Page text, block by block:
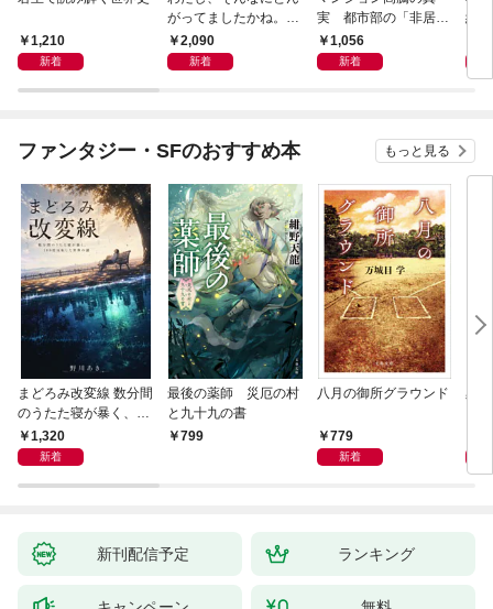
1,210
新着
がってましたかね。
獅子座、Ａ型、丙午は
めぐる
2,090
新着
実 都市部の「非居住
化」が街を壊す
1,056
新着
紀
ファンタジー・SFのおすすめ本 もっと見る
まどろみ改変線 数分間
のうたた寝が暴く、18
0度反転した世界の謎
1,320
新着
最後の薬師 災厄の村
と九十九の書
799
八月の御所グラウンド
779
新着
黒
新刊配信予定 ランキング